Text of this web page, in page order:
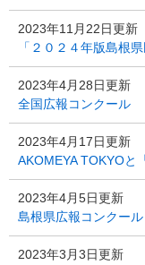
2023年11月22日更新
「２０２４年版島根
2023年4月28日更新
全国広報コンクール
2023年4月17日更新
AKOMEYA TOKYOと
2023年4月5日更新
島根県広報コンクール
2023年3月3日更新